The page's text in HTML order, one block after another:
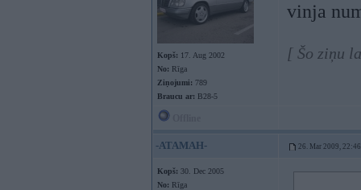
Kopš: 17. Aug 2002
No: Rīga
Ziņojumi: 789
Braucu ar: B28-5
vinja
[ Šo ziņu
-ATAMAH- 26. Mar 2009, 22:46
Kopš: 30. Dec 2005
No: Rīga